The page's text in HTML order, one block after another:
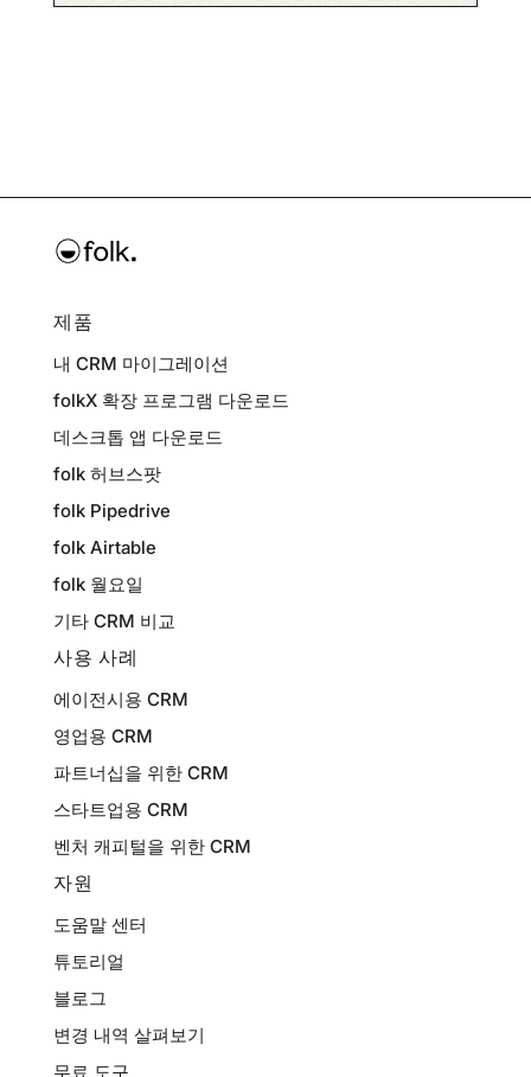
제품
내 CRM 마이그레이션
folkX 확장 프로그램 다운로드
데스크톱 앱 다운로드
folk 허브스팟
folk Pipedrive
folk Airtable
folk 월요일
기타 CRM 비교
사용 사례
에이전시용 CRM
영업용 CRM
파트너십을 위한 CRM
스타트업용 CRM
벤처 캐피털을 위한 CRM
자원
도움말 센터
튜토리얼
블로그
변경 내역 살펴보기
무료 도구